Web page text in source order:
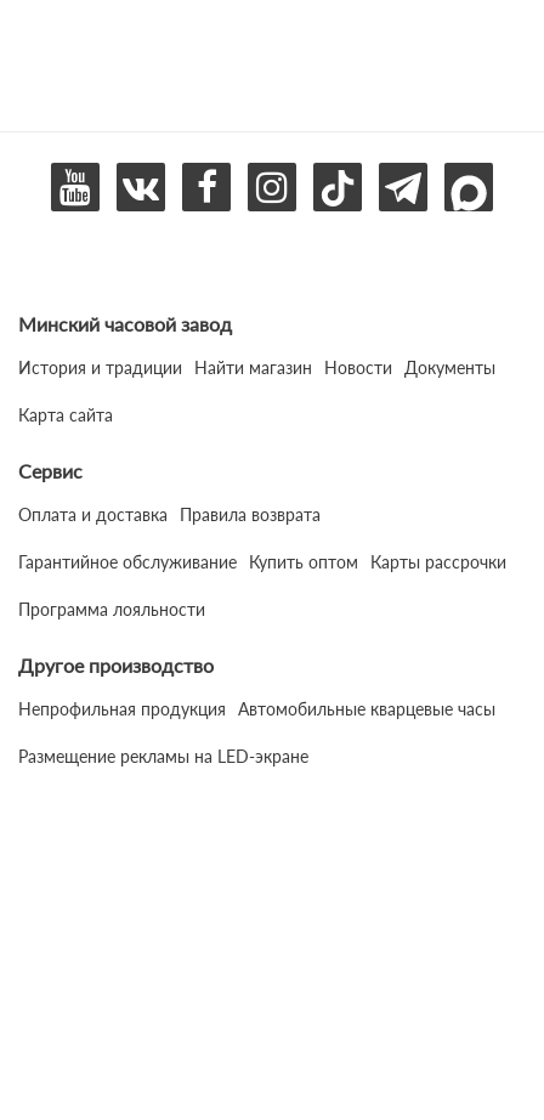
Минский часовой завод
История и традиции Найти магазин Новости Документы
Карта сайта
Сервис
Оплата и доставка Правила возврата
Гарантийное обслуживание Купить оптом Карты рассрочки
Программа лояльности
Другое производство
Непрофильная продукция Автомобильные кварцевые часы
Размещение рекламы на LED-экране